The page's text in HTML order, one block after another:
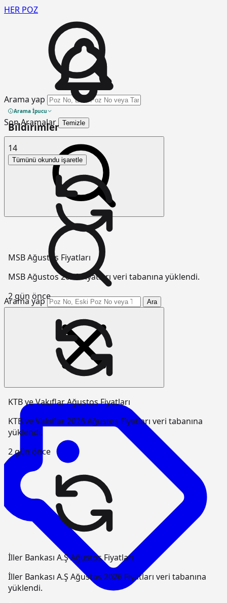
HER POZ
Arama yap
Arama İpucu
Son Aramalar Temizle
Arama yap Ara
Bildirimler
14
Tümünü okundu işaretle
MSB Ağustos Fiyatları
MSB Ağustos 2026 Fiyatları veri tabanına yüklendi.
2 gün önce
KTB ve Vakıflar Ağustos Fiyatları
KTB ve Vakıflar 2026 Ağustos Fiyatları veri tabanına
yüklendi.
2 gün önce
İller Bankası A.Ş Ağustos Fiyatları
İller Bankası A.Ş Ağustos 2026 Fiyatları veri tabanına
yüklendi.